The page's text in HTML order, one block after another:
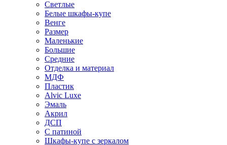
Светлые
Белые шкафы-купе
Венге
Размер
Маленькие
Большие
Средние
Отделка и материал
МДФ
Пластик
Alvic Luxe
Эмаль
Акрил
ДСП
С патиной
Шкафы-купе с зеркалом